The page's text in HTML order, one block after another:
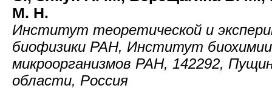
М. Н.
Институт теоретической и
биофизики РАН, Институт
микроорганизмов РАН, 142292,
области, Россия